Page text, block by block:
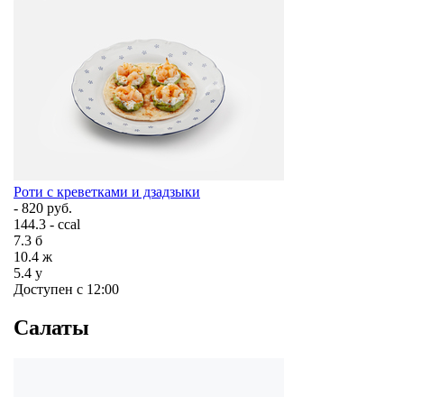
Роти с креветками и дзадзыки
- 820 руб.
144.3 - ccal
7.3 б
10.4 ж
5.4 у
Доступен с 12:00
Салаты